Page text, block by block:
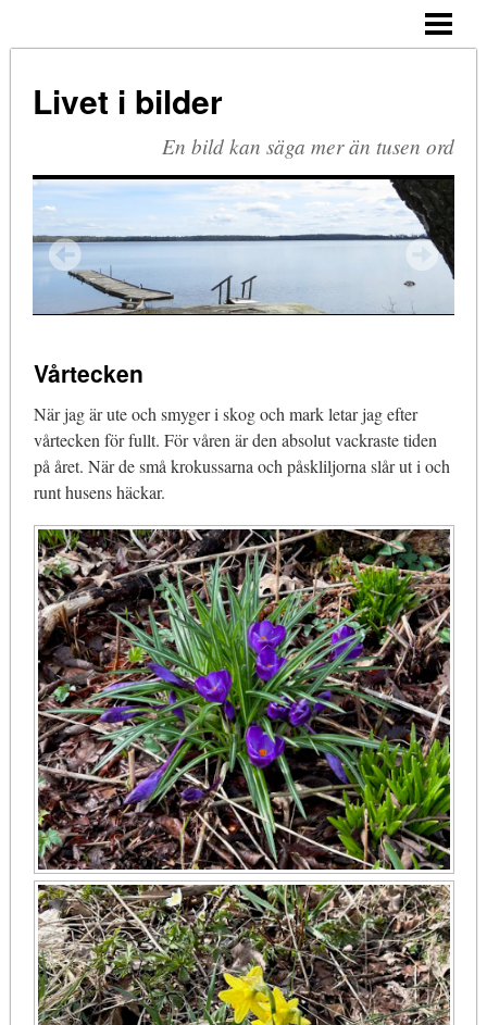
BLOGG
KOMMENTERA
Livet i bilder
En bild kan säga mer än tusen ord
Vårtecken
När jag är ute och smyger i skog och mark letar jag efter
vårtecken för fullt. För våren är den absolut vackraste tiden
på året. När de små krokussarna och påskliljorna slår ut i och
runt husens häckar.